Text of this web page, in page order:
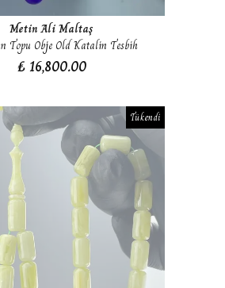
Metin Ali Maltaş
Topu Obje Old Katalin Tesbih
₺ 16,800.00
Tükendi